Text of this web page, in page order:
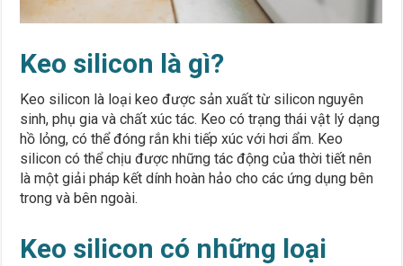
Keo silicon là gì?
Keo silicon là loại keo được sản xuất từ silicon nguyên
sinh, phụ gia và chất xúc tác. Keo có trạng thái vật lý dạng
hồ lỏng, có thể đóng rắn khi tiếp xúc với hơi ẩm. Keo
silicon có thể chịu được những tác động của thời tiết nên
là một giải pháp kết dính hoàn hảo cho các ứng dụng bên
trong và bên ngoài.
Keo silicon có những loại